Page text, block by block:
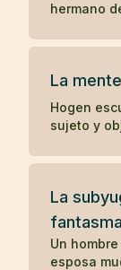
hermano
muere.
La
Hogen
sujeto y
La
fantasma
Un
esposa